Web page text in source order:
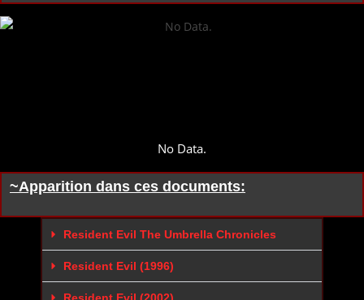
No Data.
~Apparition dans ces documents:
Resident Evil The Umbrella Chronicles
Resident Evil (1996)